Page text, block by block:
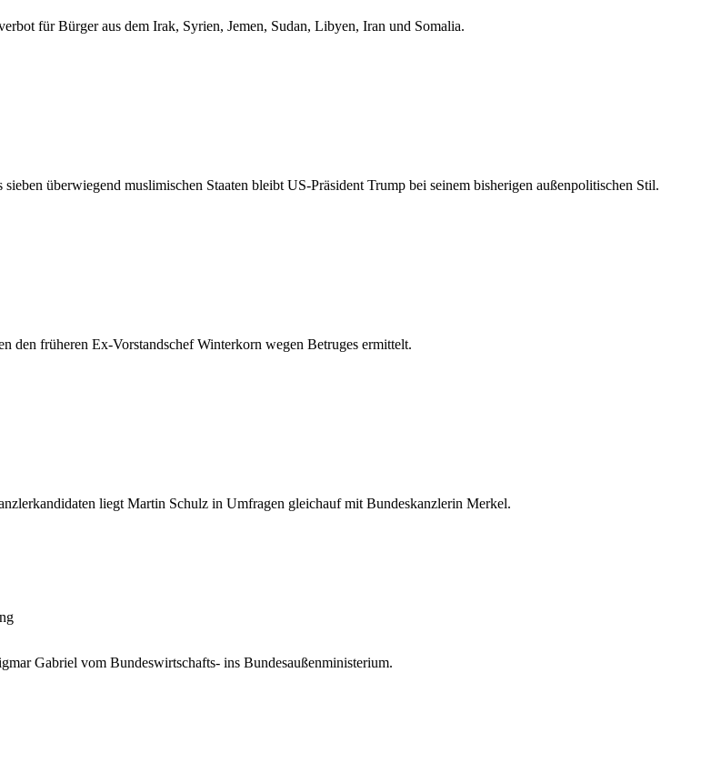
für Bürger aus dem Irak, Syrien, Jemen, Sudan, Libyen, Iran und Somalia.
überwiegend muslimischen Staaten bleibt US-Präsident Trump bei seinem bisherigen außenpolitischen Stil.
den früheren Ex-Vorstandschef Winterkorn wegen Betruges ermittelt.
liegt Martin Schulz in Umfragen gleichauf mit Bundeskanzlerin Merkel.
Gabriel vom Bundeswirtschafts- ins Bundesaußenministerium.